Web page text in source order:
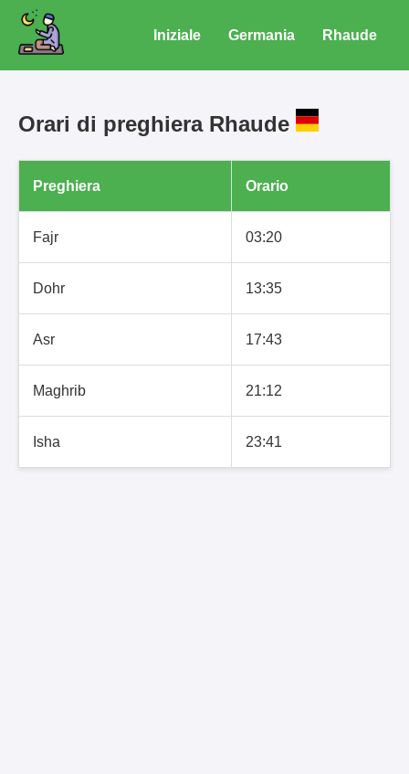
Iniziale Germania Rhaude
Orari di preghiera Rhaude
Preghiera Orario
Fajr 03:20
Dohr 13:35
Asr 17:43
Maghrib 21:12
Isha 23:41